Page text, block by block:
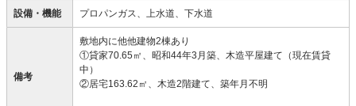
設備・機能 プロパンガス、上水道、下水道
備考
敷地内に他他建物2棟あり
①貸家70.65㎡、昭和44年3月築、木造平屋建て（現在賃貸
中）
②居宅163.62㎡、木造2階建て、築年月不明